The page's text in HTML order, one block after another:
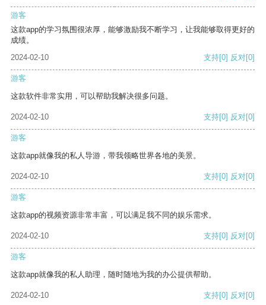
游客
这款app的学习氛围很浓厚，能够激励我不断学习，让我能够取得更好的
成绩。
2024-02-10
支持[0] 反对[0]
游客
这款软件非常实用，可以帮助我解决很多问题。
2024-02-10 支持[0] 反对[0]
游客
这款app就像我的私人导游，带我领略世界各地的美景。
2024-02-10 支持[0] 反对[0]
游客
这款app的视频资源非常丰富，可以满足我不同的娱乐需求。
2024-02-10 支持[0] 反对[0]
游客
这款app就像我的私人助理，随时随地为我的办公提供帮助。
2024-02-10 支持[0] 反对[0]